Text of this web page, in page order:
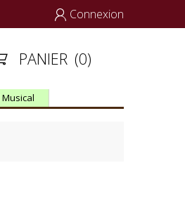
 Connexion
PANIER (0)
Musical